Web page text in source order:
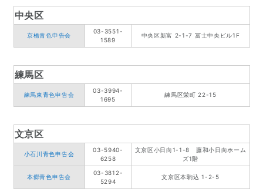
中央区
京橋青色申告会
03-3551-
1589
中央区新富 2-1-7 冨士中央ビル1F
練馬区
練馬東青色申告会
03-3994-
1695
練馬区栄町 22-15
文京区
小石川青色申告会
03-5940-
6258
文京区小日向1-1-8 藤和小日向ホーム
ズ1階
本郷青色申告会
03-3812-
5294
文京区本駒込 1-2-5